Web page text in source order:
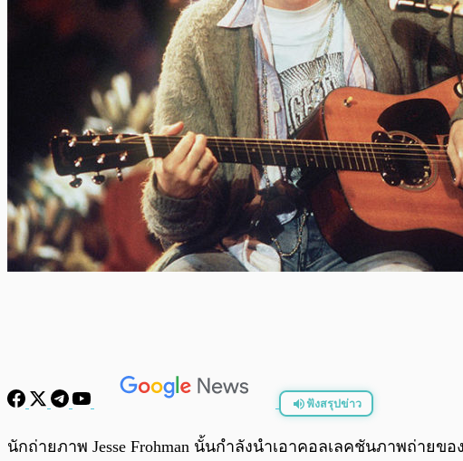
ฟังสรุปข่าว
พร้อมเล่น
นักถ่ายภาพ Jesse Frohman นั้นกำลังนำเอาคอลเลคชันภาพถ่าย